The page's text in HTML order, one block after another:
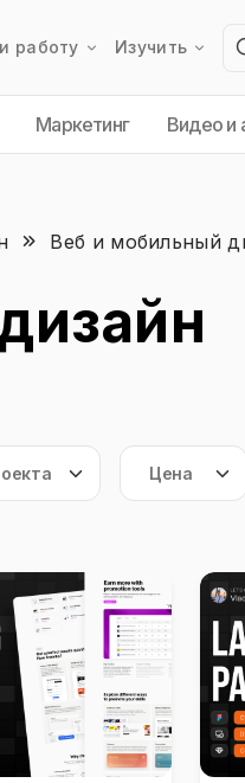
работу Изучить
Маркетинг Видео и
Веб и мобильный